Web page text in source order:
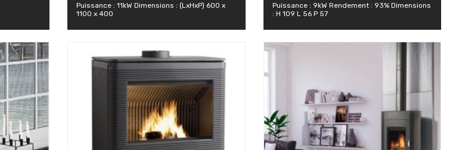
Puissance : 11kW Dimensions : (LxHxP) 600 x
1100 x 400
Puissance : 9kW Rendement : 93% Dimensions
: H 109 L 56 P 57